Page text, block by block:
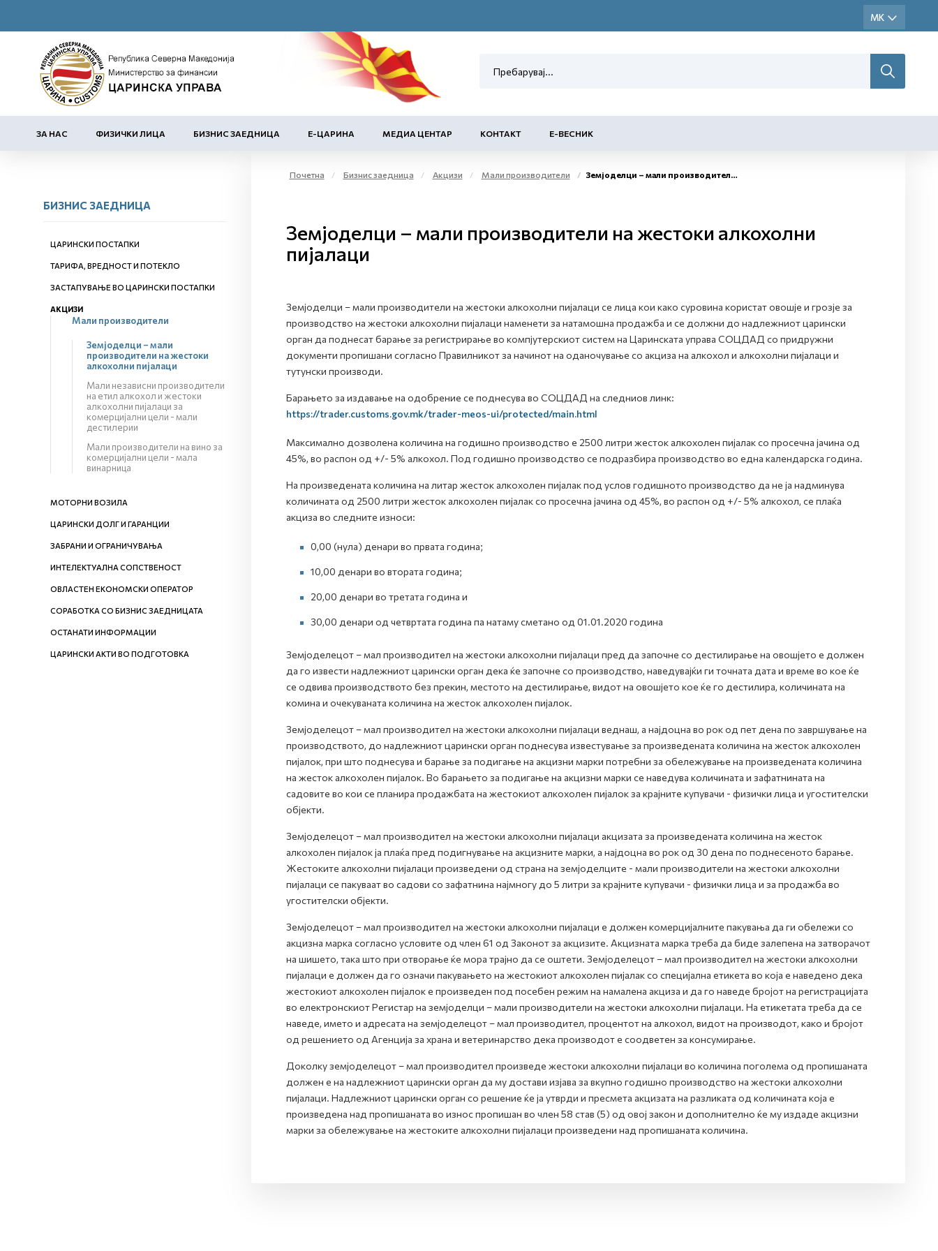
ЗА НАС ФИЗИЧКИ ЛИЦА БИЗНИС ЗАЕДНИЦА Е-ЦАРИНА МЕДИА ЦЕНТАР КОНТАКТ Е-ВЕСНИК
БИЗНИС ЗАЕДНИЦА
ЦАРИНСКИ ПОСТАПКИ
ТАРИФА, ВРЕДНОСТ И ПОТЕКЛО
ЗАСТАПУВАЊЕ ВО ЦАРИНСКИ ПОСТАПКИ
АКЦИЗИ
Мали производители
Земјоделци – мали
производители на жестоки
алкохолни пијалаци
Мали независни производители
на етил алкохол и жестоки
алкохолни пијалаци за
комерцијални цели - мали
дестилерии
Мали производители на вино за
комерцијални цели - мала
винарница
МОТОРНИ ВОЗИЛА
ЦАРИНСКИ ДОЛГ И ГАРАНЦИИ
ЗАБРАНИ И ОГРАНИЧУВАЊА
ИНТЕЛЕКТУАЛНА СОПСТВЕНОСТ
ОВЛАСТЕН ЕКОНОМСКИ ОПЕРАТОР
СОРАБОТКА СО БИЗНИС ЗАЕДНИЦАТА
ОСТАНАТИ ИНФОРМАЦИИ
ЦАРИНСКИ АКТИ ВО ПОДГОТОВКА
Почетна Бизнис заедница Акцизи Мали производители Земјоделци – мали производители на жестоки алкохолни пијалаци
Земјоделци – мали производители на жестоки алкохолни
пијалаци
Земјоделци – мали производители на жестоки алкохолни пијалаци се лица кои како суровина користат овошје и грозје за
производство на жестоки алкохолни пијалаци наменети за натамошна продажба и се должни до надлежниот царински
орган да поднесат барање за регистрирање во компјутерскиот систем на Царинската управа СОЦДАД со придружни
документи пропишани согласно Правилникот за начинот на оданочување со акциза на алкохол и алкохолни пијалаци и
тутунски производи.
Барањето за издавање на одобрение се поднесува во СОЦДАД на следниов линк:
https://trader.customs.gov.mk/trader-meos-ui/protected/main.html
Максимално дозволена количина на годишно производство е 2500 литри жесток алкохолен пијалак со просечна јачина од
45%, во распон од +/- 5% алкохол. Под годишно производство се подразбира производство во една календарска година.
На произведената количина на литар жесток алкохолен пијалак под услов годишното производство да не ја надминува
количината од 2500 литри жесток алкохолен пијалак со просечна јачина од 45%, во распон од +/- 5% алкохол, се плаќа
акциза во следните износи:
0,00 (нула) денари во првата година;
10,00 денари во втората година;
20,00 денари во третата година и
30,00 денари од четвртата година па натаму сметано од 01.01.2020 година
Земјоделецот – мал производител на жестоки алкохолни пијалаци пред да започне со дестилирање на овошјето е должен
да го извести надлежниот царински орган дека ќе започне со производство, наведувајќи ги точната дата и време во кое ќе
се одвива производството без прекин, местото на дестилирање, видот на овошјето кое ќе го дестилира, количината на
комина и очекуваната количина на жесток алкохолен пијалок.
Земјоделецот – мал производител на жестоки алкохолни пијалаци веднаш, а најдоцна во рок од пет дена по завршување на
производството, до надлежниот царински орган поднесува известување за произведената количина на жесток алкохолен
пијалок, при што поднесува и барање за подигање на акцизни марки потребни за обележување на произведената количина
на жесток алкохолен пијалок. Во барањето за подигање на акцизни марки се наведува количината и зафатнината на
садовите во кои се планира продажбата на жестокиот алкохолен пијалок за крајните купувачи - физички лица и угостителски
објекти.
Земјоделецот – мал производител на жестоки алкохолни пијалаци акцизата за произведената количина на жесток
алкохолен пијалок ја плаќа пред подигнување на акцизните марки, а најдоцна во рок од 30 дена по поднесеното барање.
Жестоките алкохолни пијалаци произведени од страна на земјоделците - мали производители на жестоки алкохолни
пијалаци се пакуваат во садови со зафатнина најмногу до 5 литри за крајните купувачи - физички лица и за продажба во
угостителски објекти.
Земјоделецот – мал производител на жестоки алкохолни пијалаци е должен комерцијалните пакувања да ги обележи со
акцизна марка согласно условите од член 61 од Законот за акцизите. Акцизната марка треба да биде залепена на затворачот
на шишето, така што при отворање ќе мора трајно да се оштети. Земјоделецот – мал производител на жестоки алкохолни
пијалаци е должен да го означи пакувањето на жестокиот алкохолен пијалак со специјална етикета во која е наведено дека
жестокиот алкохолен пијалок е произведен под посебен режим на намалена акциза и да го наведе бројот на регистрацијата
во електронскиот Регистар на земјоделци – мали производители на жестоки алкохолни пијалаци. На етикетата треба да се
наведе, името и адресата на земјоделецот – мал производител, процентот на алкохол, видот на производот, како и бројот
од решението од Агенција за храна и ветеринарство дека производот е соодветен за консумирање.
Доколку земјоделецот – мал производител произведе жестоки алкохолни пијалаци во количина поголема од пропишаната
должен е на надлежниот царински орган да му достави изјава за вкупно годишно производство на жестоки алкохолни
пијалаци. Надлежниот царински орган со решение ќе ја утврди и пресмета акцизата на разликата од количината која е
произведена над пропишаната во износ пропишан во член 58 став (5) од овој закон и дополнително ќе му издаде акцизни
марки за обележување на жестоките алкохолни пијалаци произведени над пропишаната количина.